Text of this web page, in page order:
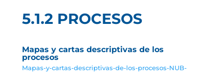
5.1.2 PROCESOS
Mapas y cartas descriptivas de los
procesos
Mapas-y-cartas-descriptivas-de-los-procesos-NUB-